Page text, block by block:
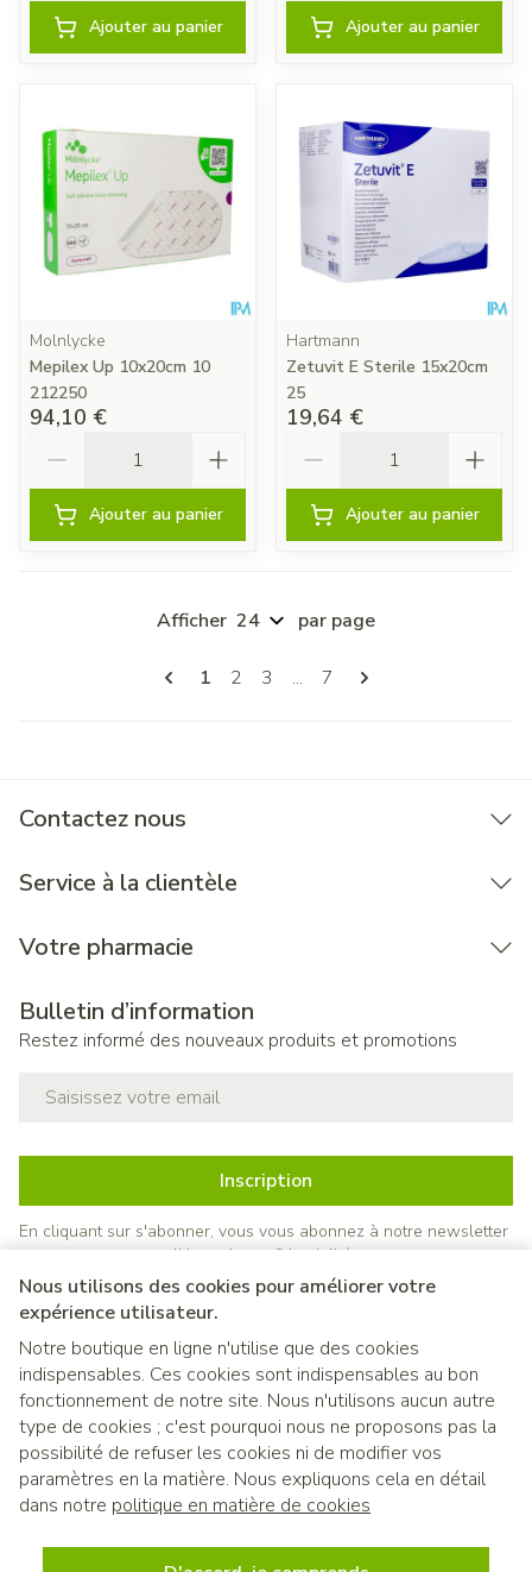
Nous utilisons des cookies pour améliorer votre
expérience utilisateur.
Notre boutique en ligne n'utilise que des cookies
indispensables. Ces cookies sont indispensables au bon
fonctionnement de notre site. Nous n'utilisons aucun autre
type de cookies ; c'est pourquoi nous ne proposons pas la
possibilité de refuser les cookies ni de modifier vos
paramètres en la matière. Nous expliquons cela en détail
dans notre politique en matière de cookies
Ajouter au panier Ajouter au panier
Molnlycke
Mepilex Up 10x20cm 10
212250
94,10 €
Ajouter au panier
Hartmann
Zetuvit E Sterile 15x20cm
25
19,64 €
Ajouter au panier
Pages
Vous lisez actuellement la page
1 Page
2 Page
3 ... Page
7
Afficher par page
Contactez nous
Service à la clientèle
Votre pharmacie
Bulletin d’information
Restez informé des nouveaux produits et promotions
Inscription
En cliquant sur s'abonner, vous vous abonnez à notre newsletter
et acceptez notrepolitique de confidentialité.
Liens légaux